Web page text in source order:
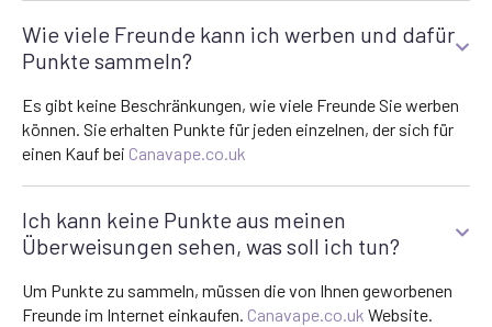
Wie viele Freunde kann ich werben und dafür
Punkte sammeln?
Es gibt keine Beschränkungen, wie viele Freunde Sie werben
können. Sie erhalten Punkte für jeden einzelnen, der sich für
einen Kauf bei Canavape.co.uk
Ich kann keine Punkte aus meinen
Überweisungen sehen, was soll ich tun?
Um Punkte zu sammeln, müssen die von Ihnen geworbenen
Freunde im Internet einkaufen. Canavape.co.uk Website.